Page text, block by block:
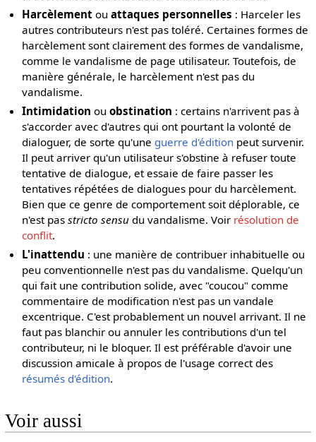
Harcèlement ouattaques personnelles : Harceler les
autres contributeurs n'est pas toléré. Certaines formes de
harcèlement sont clairement des formes de vandalisme,
comme le vandalisme de page utilisateur. Toutefois, de
manière générale, le harcèlement n'est pas du
vandalisme.
Intimidation ouobstination : certains n'arrivent pas à
s'accorder avec d'autres qui ont pourtant la volonté de
dialoguer, de sorte qu'une guerre d'édition peut survenir.
Il peut arriver qu'un utilisateur s'obstine à refuser toute
tentative de dialogue, et essaie de faire passer les
tentatives répétées de dialogues pour du harcèlement.
Bien que ce genre de comportement soit déplorable, ce
n'est passtricto sensu du vandalisme. Voir résolution de
conflit.
L'inattendu : une manière de contribuer inhabituelle ou
peu conventionnelle n'est pas du vandalisme. Quelqu'un
qui fait une contribution solide, avec "coucou" comme
commentaire de modification n'est pas un vandale
excentrique. C'est probablement un nouvel arrivant. Il ne
faut pas blanchir ou annuler les contributions d'un tel
contributeur, ni le bloquer. Il est préférable d'avoir une
discussion amicale à propos de l'usage correct des
résumés d'édition.
Voir aussi